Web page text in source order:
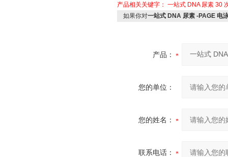
产品相关关键字： 一站式 DNA 尿素 30
如果你对一站式 DNA 尿素 -PAGE 电
产品：
您的单位：
您的姓名：
联系电话：